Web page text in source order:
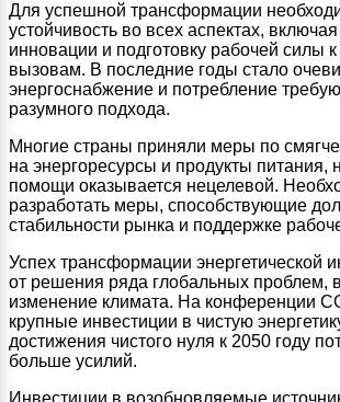
Для успешной трансформации
устойчивость во всех аспектах,
инновации и подготовку рабочей силы
вызовам. В последние годы стало
энергоснабжение и потребление
разумного подхода.
Многие страны приняли меры по
на энергоресурсы и продукты питания,
помощи оказывается нецелевой.
разработать меры, способствующие
стабильности рынка и поддержке
Успех трансформации энергетической
от решения ряда глобальных проблем,
изменение климата. На конференции
крупные инвестиции в чистую
достижения чистого нуля к 2050 году
больше усилий.